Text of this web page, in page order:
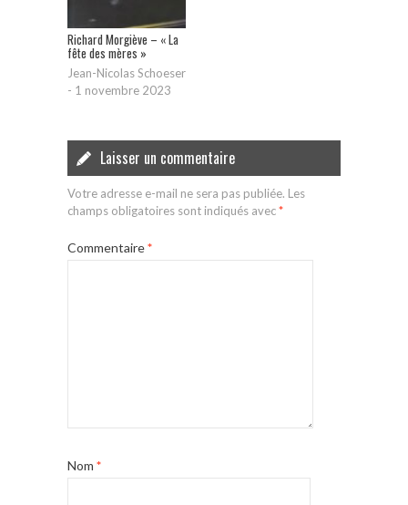
Richard Morgiève – « La
fête des mères »
Jean-Nicolas Schoeser
- 1 novembre 2023
Laisser un commentaire
Votre adresse e-mail ne sera pas publiée. Les
champs obligatoires sont indiqués avec*
Commentaire*
Nom *